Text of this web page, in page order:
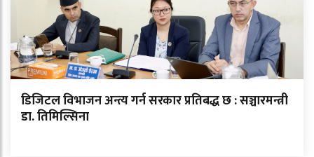
डिजिटल विभाजन अन्त्य गर्न सरकार प्रतिबद्ध छ : सञ्चारमन्त्री
डा. तिमिल्सिना